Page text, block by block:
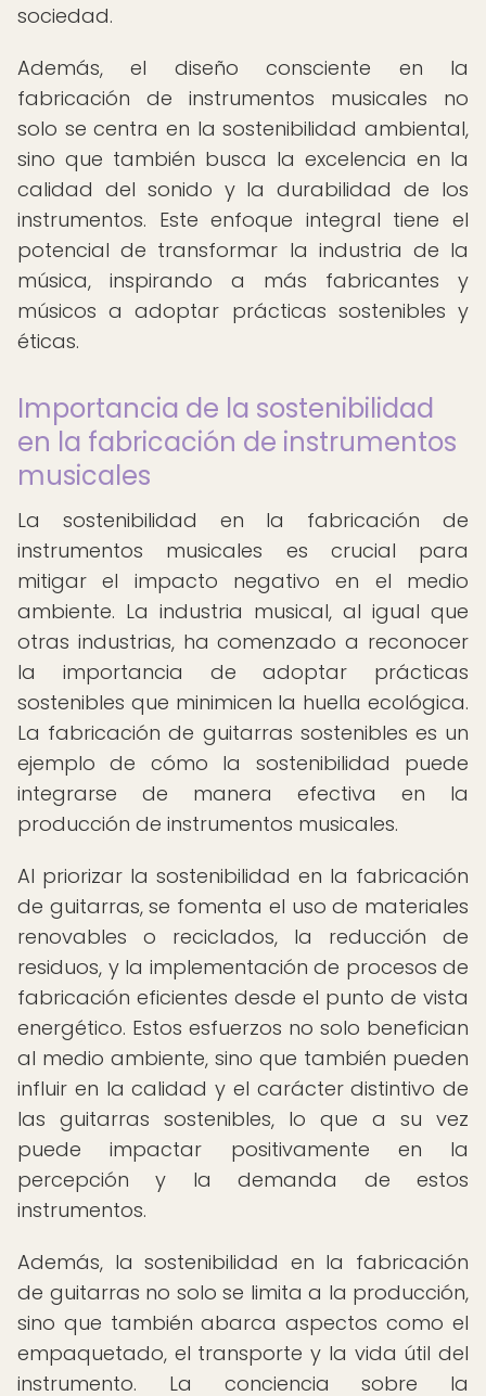
sociedad.
Además, el diseño consciente en la
fabricación de instrumentos musicales no
solo se centra en la sostenibilidad ambiental,
sino que también busca la excelencia en la
calidad del sonido y la durabilidad de los
instrumentos. Este enfoque integral tiene el
potencial de transformar la industria de la
música, inspirando a más fabricantes y
músicos a adoptar prácticas sostenibles y
éticas.
Importancia de la sostenibilidad
en la fabricación de instrumentos
musicales
La sostenibilidad en la fabricación de
instrumentos musicales es crucial para
mitigar el impacto negativo en el medio
ambiente. La industria musical, al igual que
otras industrias, ha comenzado a reconocer
la importancia de adoptar prácticas
sostenibles que minimicen la huella ecológica.
La fabricación de guitarras sostenibles es un
ejemplo de cómo la sostenibilidad puede
integrarse de manera efectiva en la
producción de instrumentos musicales.
Al priorizar la sostenibilidad en la fabricación
de guitarras, se fomenta el uso de materiales
renovables o reciclados, la reducción de
residuos, y la implementación de procesos de
fabricación eficientes desde el punto de vista
energético. Estos esfuerzos no solo benefician
al medio ambiente, sino que también pueden
influir en la calidad y el carácter distintivo de
las guitarras sostenibles, lo que a su vez
puede impactar positivamente en la
percepción y la demanda de estos
instrumentos.
Además, la sostenibilidad en la fabricación
de guitarras no solo se limita a la producción,
sino que también abarca aspectos como el
empaquetado, el transporte y la vida útil del
instrumento. La conciencia sobre la